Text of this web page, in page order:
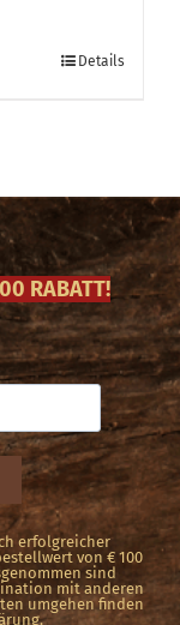
Details
RABATT!
erfolgreicher
von € 100
sind
mit anderen
umgehen finden